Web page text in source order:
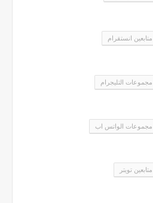
متابعين انستقرام
مجموعات التليجرام
مجموعات الواتس اب
متابعين تويتر